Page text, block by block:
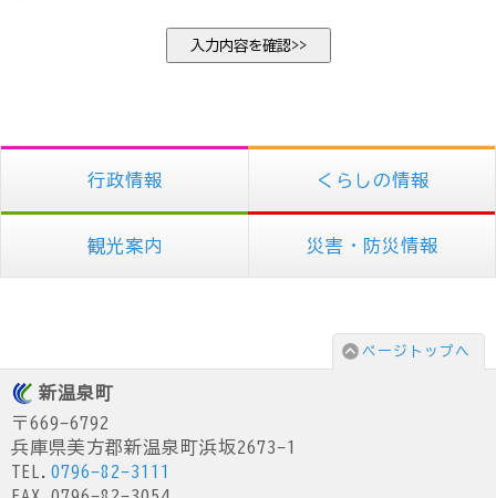
行政情報 くらしの情報
観光案内 災害・防災情報
ページトップへ
新温泉町
〒669-6792
兵庫県美方郡新温泉町浜坂2673-1
TEL. 0796-82-3111